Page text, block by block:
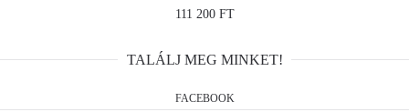
111 200 FT
TALÁLJ MEG MINKET!
FACEBOOK